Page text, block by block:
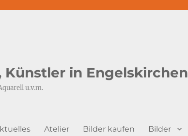
Künstler in Engelskirchen
u.v.m.
Atelier Bilder kaufen Bilder